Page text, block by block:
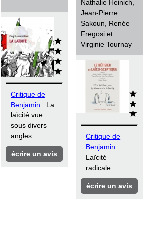
Critique de
Benjamin : La
laïcité vue
sous divers
angles
écrire un avis
Nathalie Heinich,
Jean-Pierre
Sakoun, Renée
Fregosi et
Virginie Tournay
Critique de
Benjamin :
Laïcité
radicale
écrire un avis